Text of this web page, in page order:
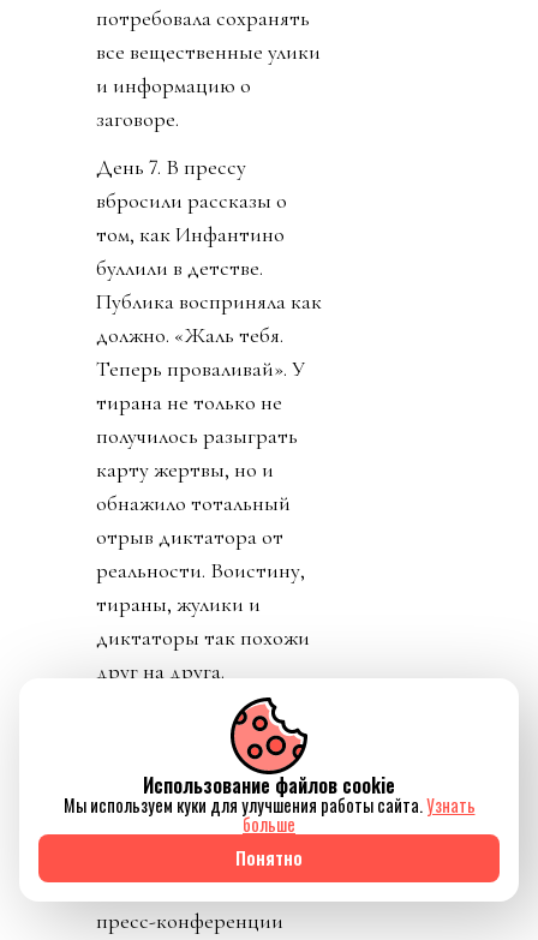
потребовала сохранять
все вещественные улики
и информацию о
заговоре.
День 7. В прессу
вбросили рассказы о
том, как Инфантино
буллили в детстве.
Публика восприняла как
должно. «Жаль тебя.
Теперь проваливай». У
тирана не только не
получилось разыграть
карту жертвы, но и
обнажило тотальный
отрыв диктатора от
реальности. Воистину,
тираны, жулики и
диктаторы так похожи
друг на друга.
День 8. Понедельник. А
где же главный
бенефициар и
«папочка» лысого из
ФИФА? А он не
отвечает на звонки. А на
пресс-конференции
Использование файлов cookie
Мы используем куки для улучшения работы сайта.Узнать
больше
Понятно